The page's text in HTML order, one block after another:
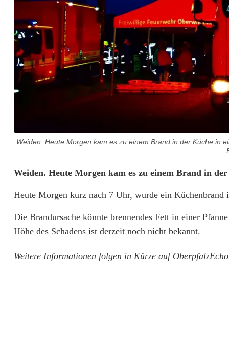
Weiden. Heute Morgen kam es zu einem Brand in der Küche in
K
ü
c
h
e
Weiden. Heute Morgen kam es zu einem Brand in
Heute Morgen kurz nach 7 Uhr, wurde ein
Die Brandursache könnte brennendes Fett in einer
Höhe des Schadens ist derzeit noch nicht bekannt.
Weitere Informationen folgen in Kürze auf